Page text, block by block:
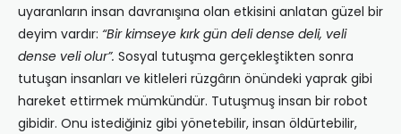
uyaranların insan davranışına olan etkisini anlatan güzel bir
deyim vardır: “Bir kimseye kırk gün deli dense deli, veli
dense veli olur”. Sosyal tutuşma gerçekleştikten sonra
tutuşan insanları ve kitleleri rüzgârın önündeki yaprak gibi
hareket ettirmek mümkündür. Tutuşmuş insan bir robot
gibidir. Onu istediğiniz gibi yönetebilir, insan öldürtebilir,